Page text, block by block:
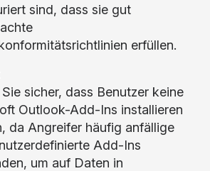
sind, dass sie gut
erfüllen.
sicher, dass Benutzer keine
Outlook-Add-Ins installieren
da Angreifer häufig anfällige
Add-Ins
um auf Daten in